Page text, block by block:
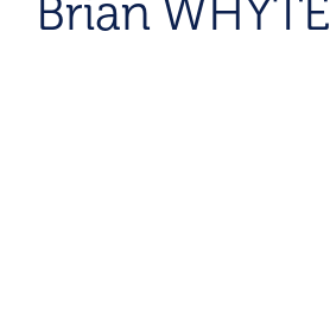
Brian WHYTE